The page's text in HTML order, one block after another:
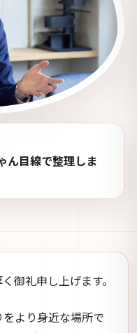
ん目線で整理しま
御礼申し上げます。
より身近な場所で